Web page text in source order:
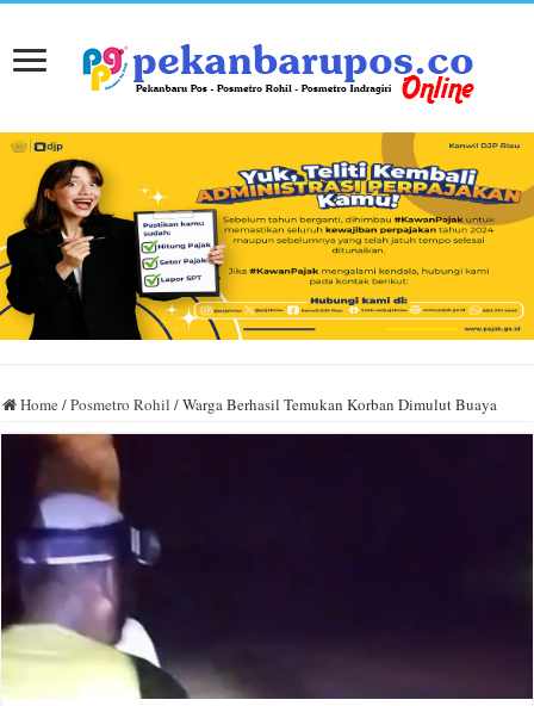
Home /Posmetro Rohil /Warga Berhasil Temukan Korban Dimulut Buaya